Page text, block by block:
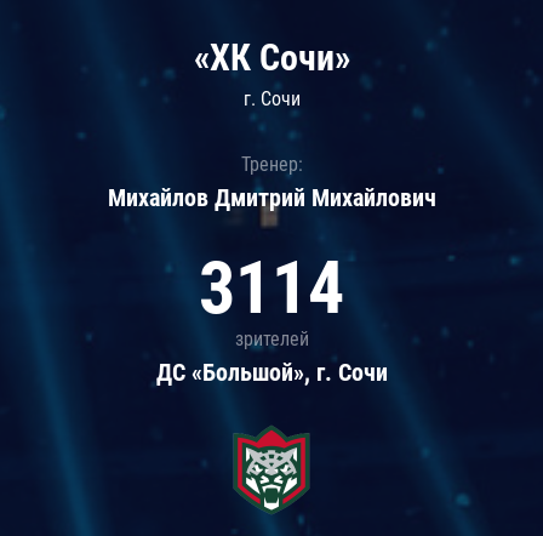
«ХК Сочи»
г. Сочи
Тренер:
Михайлов Дмитрий Михайлович
3114
зрителей
ДС «Большой», г. Сочи